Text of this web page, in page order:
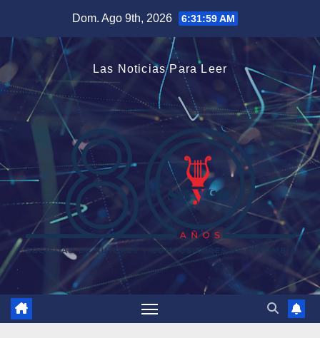
contenido
Dom. Ago 9th, 2026 6:32:00 AM
Las Noticias Para Leer